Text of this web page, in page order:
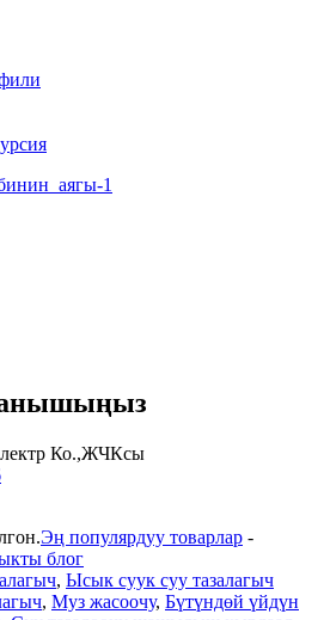
Ко.,ЖЧКсы
Эң популярдуу товарлар -
блог
, Ысык суук суу тазалагыч
, Муз жасоочу, Бүтүндөй үйдүн